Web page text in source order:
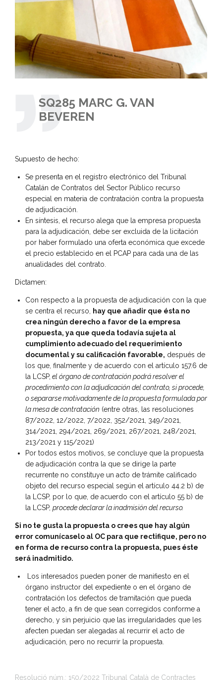
SQ285 MARC G. VAN
BEVEREN
Supuesto de hecho:
Se presenta en el registro electrónico del Tribunal
Catalán de Contratos del Sector Público recurso
especial en materia de contratación contra la propuesta
de adjudicación.
En síntesis, el recurso alega que la empresa propuesta
para la adjudicación, debe ser excluida de la licitación
por haber formulado una oferta económica que excede
el precio establecido en el PCAP para cada una de las
anualidades del contrato.
Dictamen:
Con respecto a la propuesta de adjudicación con la que
se centra el recurso,
hay que añadir que ésta no
crea ningún derecho a favor de la empresa
propuesta, ya que queda todavía sujeta al
cumplimiento adecuado del requerimiento
documental y su calificación favorable, después de
los que, finalmente y de acuerdo con el artículo 157.6 de
la LCSP, el órgano de contratación podrá resolver el
procedimiento con la adjudicación del contrato, si procede,
o separarse motivadamente de la propuesta formulada por
la mesa de contratación (entre otras, las resoluciones
87/2022, 12/2022, 7/2022, 352/2021, 349/2021,
314/2021, 294/2021, 269/2021, 267/2021, 248/2021,
213/2021 y 115/2021)
Por todos estos motivos, se concluye que la propuesta
de adjudicación contra la que se dirige la parte
recurrente no constituye un acto de trámite calificado
objeto del recurso especial según el artículo 44.2 b) de
la LCSP, por lo que, de acuerdo con el artículo 55 b) de
la LCSP, procede declarar la inadmisión del recurso.
Si no te gusta la propuesta o crees que hay algún
error comunícaselo al OC para que rectifique, pero no
en forma de recurso contra la propuesta, pues éste
será inadmitido.
Los interesados pueden poner de manifiesto en el
órgano instructor del expediente o en el órgano de
contratación los defectos de tramitación que pueda
tener el acto, a fin de que sean corregidos conforme a
derecho, y sin perjuicio que las irregularidades que les
afecten puedan ser alegadas al recurrir el acto de
adjudicación, pero no recurrir la propuesta.
Resolució núm.: 150/2022 Tribunal Català de Contractes